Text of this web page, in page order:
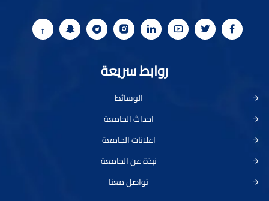
روابط سريعة
الوسائط
احداث الجامعة
اعلانات الجامعة
نبذة عن الجامعة
تواصل معنا